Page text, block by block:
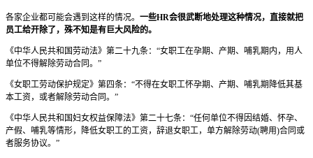
各家企业都可能会遇到这样的情况。 一些HR会很武断地处理这种情况，直接就把
员工给开除了，殊不知是有巨大风险的。
《中华人民共和国劳动法》第二十九条：“女职工在孕期、产期、哺乳期内，用人
单位不得解除劳动合同。”
《女职工劳动保护规定》第四条：“不得在女职工怀孕期、产期、哺乳期降低其基
本工资，或者解除劳动合同。”
《中华人民共和国妇女权益保障法》第二十七条：“任何单位不得因结婚、怀孕、
产假、哺乳等情形，降低女职工的工资，辞退女职工，单方解除劳动(聘用)合同或
者服务协议。”